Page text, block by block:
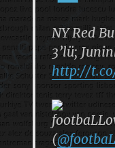
NY Red
3’lü;
http://
(